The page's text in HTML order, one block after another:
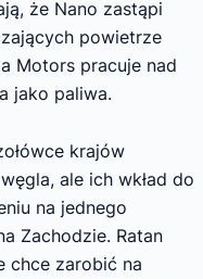
że Nano zastąpi
powietrze
Motors pracuje nad
jako paliwa.
krajów
ale ich wkład do
na jednego
Zachodzie. Ratan
chce zarobić na